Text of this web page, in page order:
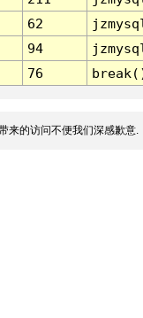
62
94
76
来的访问不便我们深感歉意.